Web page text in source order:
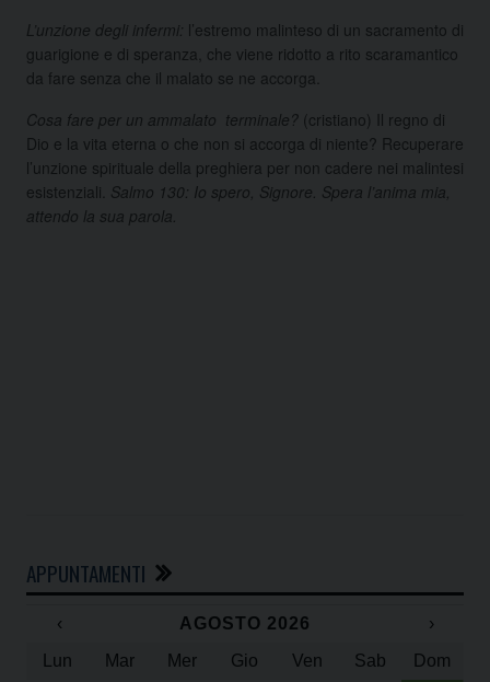
L’unzione degli infermi: l’estremo malinteso di un sacramento di
guarigione e di speranza, che viene ridotto a rito scaramantico
da fare senza che il malato se ne accorga.
Cosa fare per un ammalato terminale? (cristiano) Il regno di
Dio e la vita eterna o che non si accorga di niente? Recuperare
l’unzione spirituale della preghiera per non cadere nei malintesi
esistenziali. Salmo 130: Io spero, Signore. Spera l’anima mia,
attendo la sua parola.
APPUNTAMENTI
‹ AGOSTO 2026
›
Lun
Mar Mer Gio Ven Sab Dom